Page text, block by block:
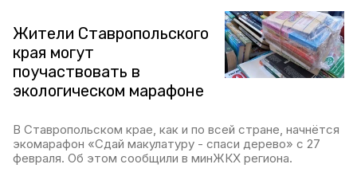
Жители Ставропольского
края могут
поучаствовать в
экологическом марафоне
В Ставропольском крае, как и по всей стране, начнётся
экомарафон «Сдай макулатуру - спаси дерево» с 27
февраля. Об этом сообщили в минЖКХ региона.